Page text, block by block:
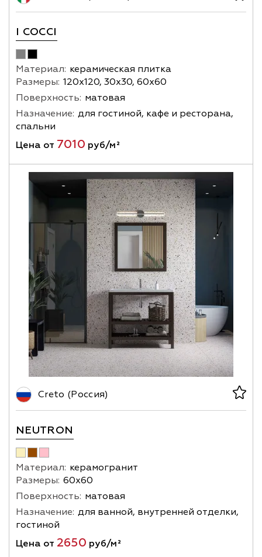
I COCCI
Материал: керамическая плитка
Размеры: 120х120, 30х30, 60х60
Поверхность: матовая
Назначение: для гостиной, кафе и ресторана,
спальни
Цена от 7010 руб/м²
Creto (Россия)
NEUTRON
Материал: керамогранит
Размеры: 60х60
Поверхность: матовая
Назначение: для ванной, внутренней отделки,
гостиной
Цена от 2650 руб/м²